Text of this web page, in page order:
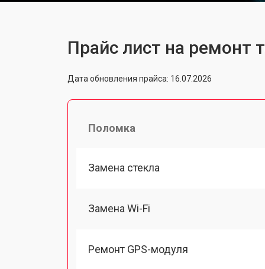
Прайс лист на ремонт
Дата обновления прайса: 16.07.2026
Поломка
Замена стекла
Замена Wi-Fi
Ремонт GPS-модуля